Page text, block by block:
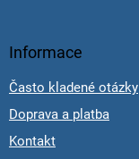
Informace
Často kladené otázky
Doprava a platba
Kontakt